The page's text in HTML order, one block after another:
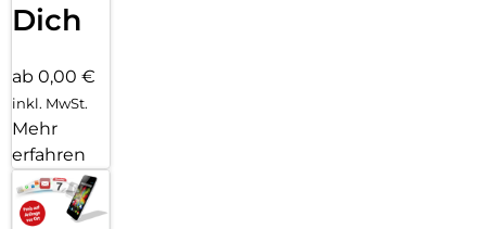
Dich
ab 0,00 €
inkl. MwSt.
Mehr
erfahren